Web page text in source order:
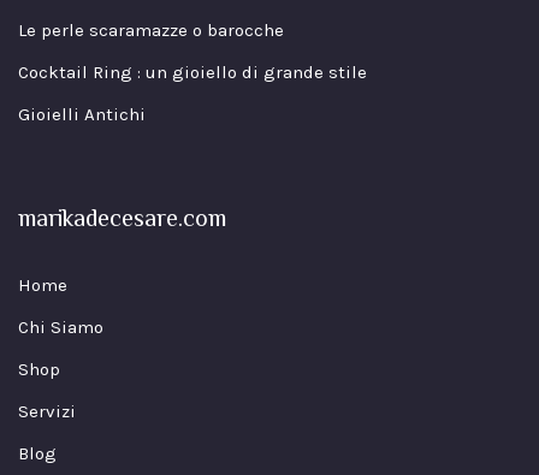
Le perle scaramazze o barocche
Cocktail Ring : un gioiello di grande stile
Gioielli Antichi
marikadecesare.com
Home
Chi Siamo
Shop
Servizi
Blog